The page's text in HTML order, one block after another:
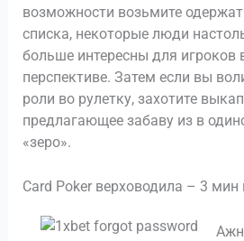
возможности возьмите
списка, некоторые люди
больше интересны для игроков
перспективе. Затем если вы
роли во рулетку, захотите
предлагающее забаву из в
«зеро».
Card Poker верховодила – 3